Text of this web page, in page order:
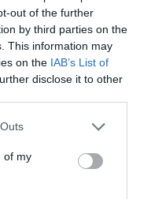
out of the further
by third parties on the
This information may
on the IAB’s List of
disclose it to other
one or more Google
You may click to
its third-party tags to
in below Google
of my